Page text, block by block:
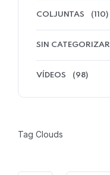
COLJUNTAS (110)
SIN CATEGORIZAR
VÍDEOS (98)
Tag Clouds